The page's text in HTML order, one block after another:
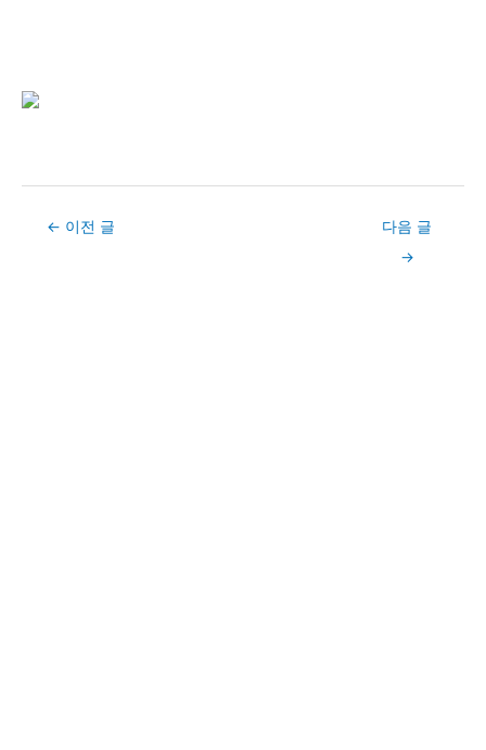
Post← 이전 글
다음 글
→